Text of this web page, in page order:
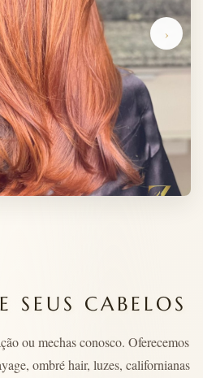
›
SEUS CABELOS
ou mechas conosco. Oferecemos
ombré hair, luzes, californianas